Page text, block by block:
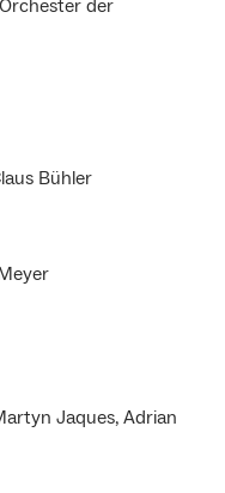
der
Bühler
Jaques, Adrian